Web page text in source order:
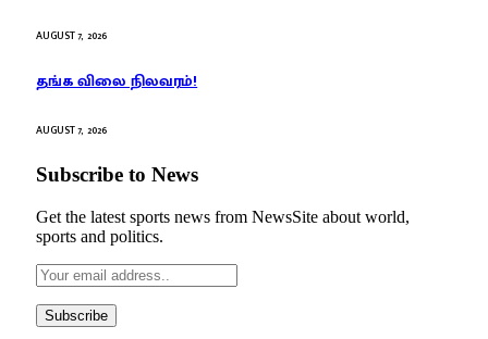
AUGUST 7, 2026
தங்க விலை நிலவரம்!
AUGUST 7, 2026
Subscribe to News
Get the latest sports news from NewsSite about world,
sports and politics.